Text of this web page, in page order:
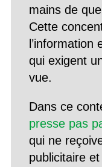
mains de
Cette
qui exigent
vue.
Dans ce
presse pas
qui ne
publicitaire